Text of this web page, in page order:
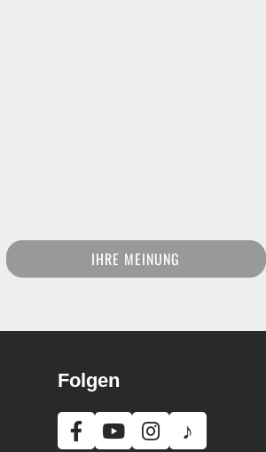
IHRE MEINUNG
Folgen
♪